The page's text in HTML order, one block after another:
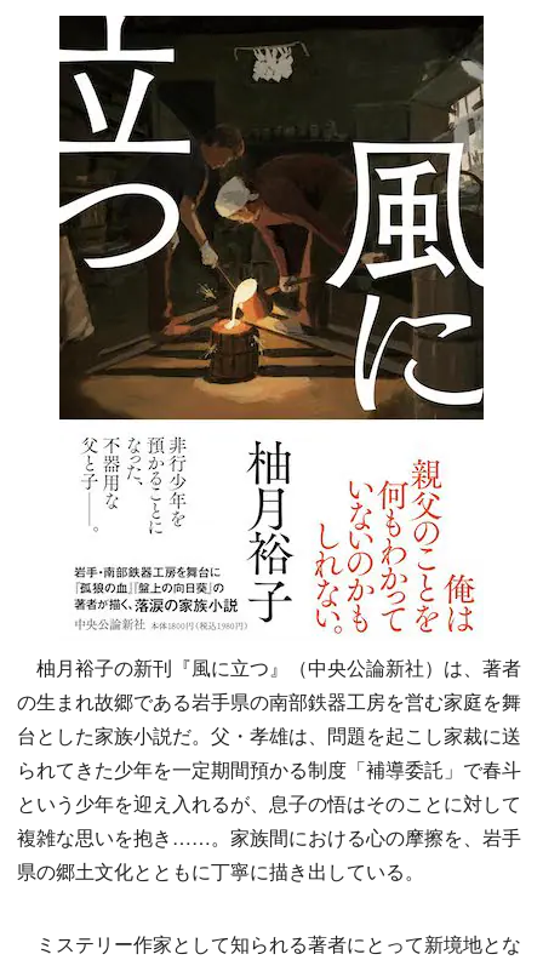
柚月裕子の新刊『風に立つ』（中央公論新社）は、著者
の生まれ故郷である岩手県の南部鉄器工房を営む家庭を舞
台とした家族小説だ。父・孝雄は、問題を起こし家裁に送
られてきた少年を一定期間預かる制度「補導委託」で春斗
という少年を迎え入れるが、息子の悟はそのことに対して
複雑な思いを抱き……。家族間における心の摩擦を、岩手
県の郷土文化とともに丁寧に描き出している。
ミステリー作家として知られる著者にとって新境地とな